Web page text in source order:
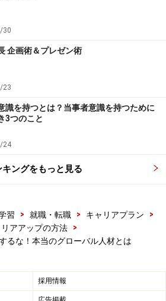
30
企画術＆プレゼン術
23
識を持つとは？当事者意識を持つために
3つのこと
24
キングをもっと見る
習 > 就職・転職 > キャリアプラン
>
アアップの方法
>
るな！本当のグローバル人材とは
採用情報